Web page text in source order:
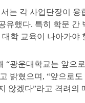
는 각 사업단장이
유했다. 특히 학문
학 교육이 나아가야
“광운대학교는 앞으
밝혔으며, “앞으로
않겠다”라고 격려의